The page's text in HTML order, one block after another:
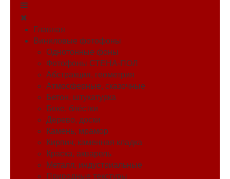
Главная
Виниловые фотофоны
Однотонные фоны
Фотофоны СТЕНА-ПОЛ
Абстракция, геометрия
Атмосферные, сказочные
Бетон, штукатурка
Боке, блёстки
Дерево, доски
Камень, мрамор
Кирпич, каменная кладка
Краска, акварель
Металл, индустриальные
Природные текстуры